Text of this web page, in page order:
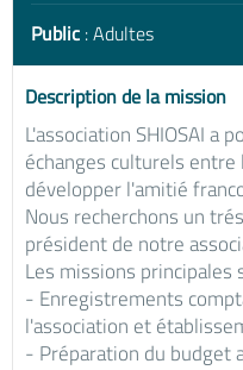
Public : Adultes
Description de la mission
L'association SHIOSAI a
échanges culturels entre
développer l'amitié
Nous recherchons un
président de notre
Les missions principales
- Enregistrements
l'association et
- Préparation du budget